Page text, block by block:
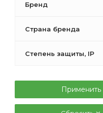
Бренд
Страна бренда
Степень защиты, IP
Применить